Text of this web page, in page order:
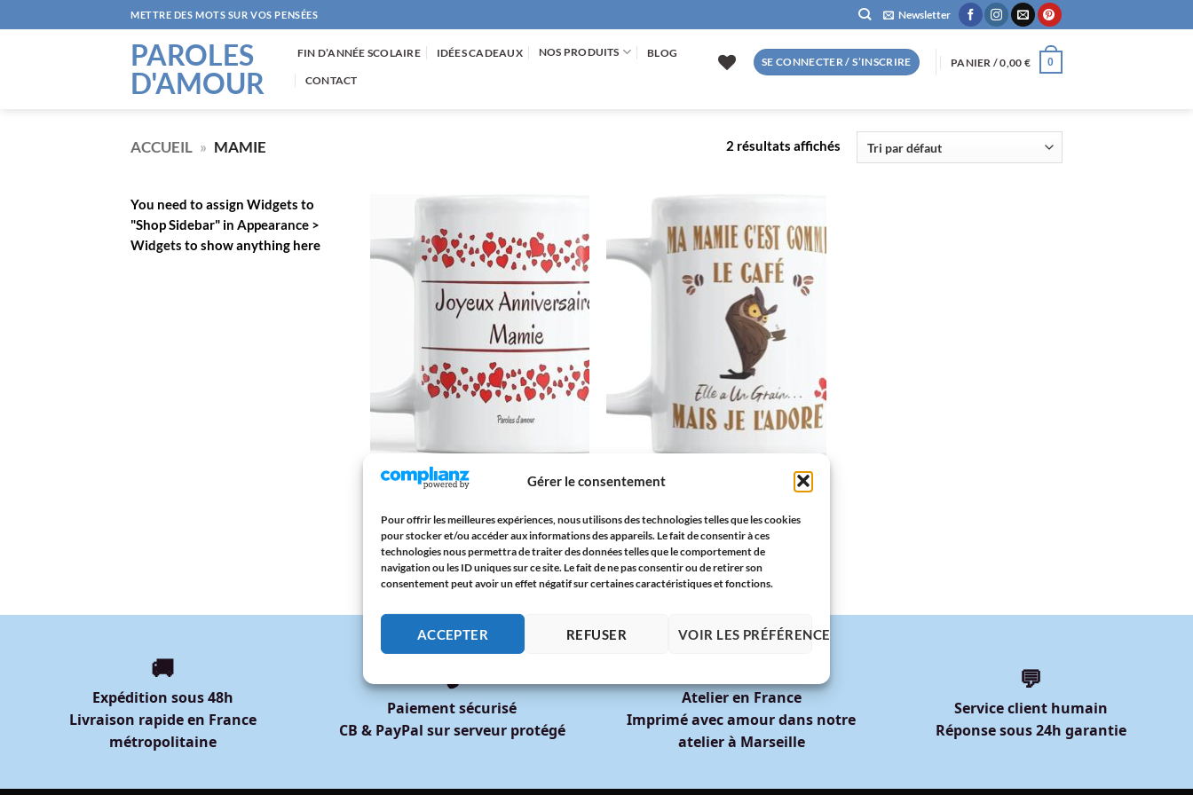
Gérer le consentement
Pour offrir les meilleures expériences, nous utilisons des technologies telles que les cookies
pour stocker et/ou accéder aux informations des appareils. Le fait de consentir à ces
technologies nous permettra de traiter des données telles que le comportement de
navigation ou les ID uniques sur ce site. Le fait de ne pas consentir ou de retirer son
consentement peut avoir un effet négatif sur certaines caractéristiques et fonctions.
ACCEPTER REFUSER VOIR LES PRÉFÉRENCES
au
METTRE DES MOTS SUR VOS PENSÉES Newsletter
PAROLES
D'AMOUR
FIN D’ANNÉE SCOLAIRE IDÉES CADEAUX NOS PRODUITS BLOG
CONTACT
SE CONNECTER / S’INSCRIRE PANIER /0,00 € 0
ACCUEIL » MAMIE 2 résultats affichés
You need to assign Widgets to
"Shop Sidebar" in Appearance >
Widgets to show anything here
AJOUTER
À LA
LISTE
D’ENVIES
MAMIE
Mug Anniversaire Mamie – « Joyeux
Cadeau Tendre et Original – Paroles
d’Amour
12,95€
AJOUTER
À LA
LISTE
D’ENVIES
Mug Humour Ma Mamie – « Ma Mamie,
Mais Je l’Adore » | Cadeau Tendre et
Original – Paroles d’Amour
12,95€
🚚
Expédition sous 48h
Livraison rapide en France
métropolitaine
🔒
Paiement sécurisé
CB & PayPal sur serveur protégé
Atelier en France
Imprimé avec amour dans notre
atelier à Marseille
💬
Service client humain
Réponse sous 24h garantie